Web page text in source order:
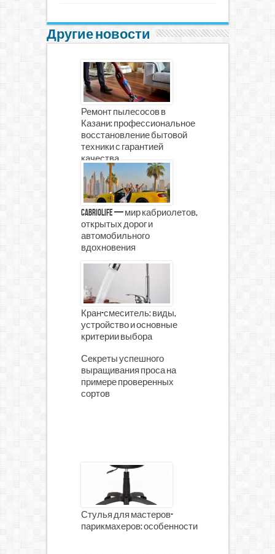
Другие новости
Ремонт пылесосов в
Казани: профессиональное
восстановление бытовой
техники с гарантией
качества
CabrioLife — мир кабриолетов,
открытых дорог и
автомобильного
вдохновения
Кран-смеситель: виды,
устройство и основные
критерии выбора
Секреты успешного
выращивания проса на
примере проверенных
сортов
Стулья для мастеров-
парикмахеров: особенности